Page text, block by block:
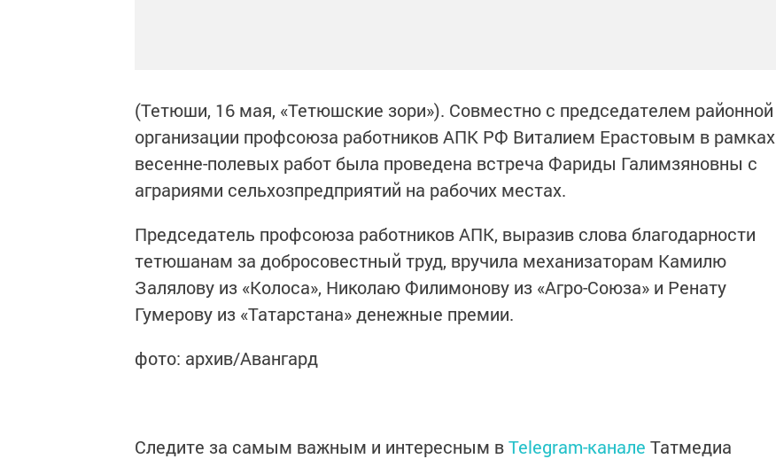
(Тетюши, 16 мая, «Тетюшские зори»). Совместно с председателем районной
организации профсоюза работников АПК РФ Виталием Ерастовым в рамках
весенне-полевых работ была проведена встреча Фариды Галимзяновны с
аграриями сельхозпредприятий на рабочих местах.
Председатель профсоюза работников АПК, выразив слова благодарности
тетюшанам за добросовестный труд, вручила механизаторам Камилю
Залялову из «Колоса», Николаю Филимонову из «Агро-Союза» и Ренату
Гумерову из «Татарстана» денежные премии.
фото: архив/Авангард
Следите за самым важным и интересным вTelegram-канале Татмедиа